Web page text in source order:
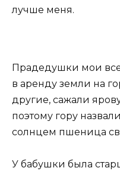
лучше меня.
Прадедушки мои
в аренду земли на
другие, сажали
поэтому гору
солнцем пшеница
У бабушки была